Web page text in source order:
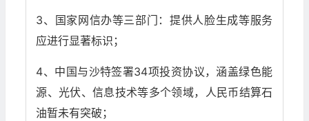
3、国家网信办等三部门：提供人脸生成等服务
应进行显著标识；
4、中国与沙特签署34项投资协议，涵盖绿色能
源、光伏、信息技术等多个领域，人民币结算石
油暂未有突破；